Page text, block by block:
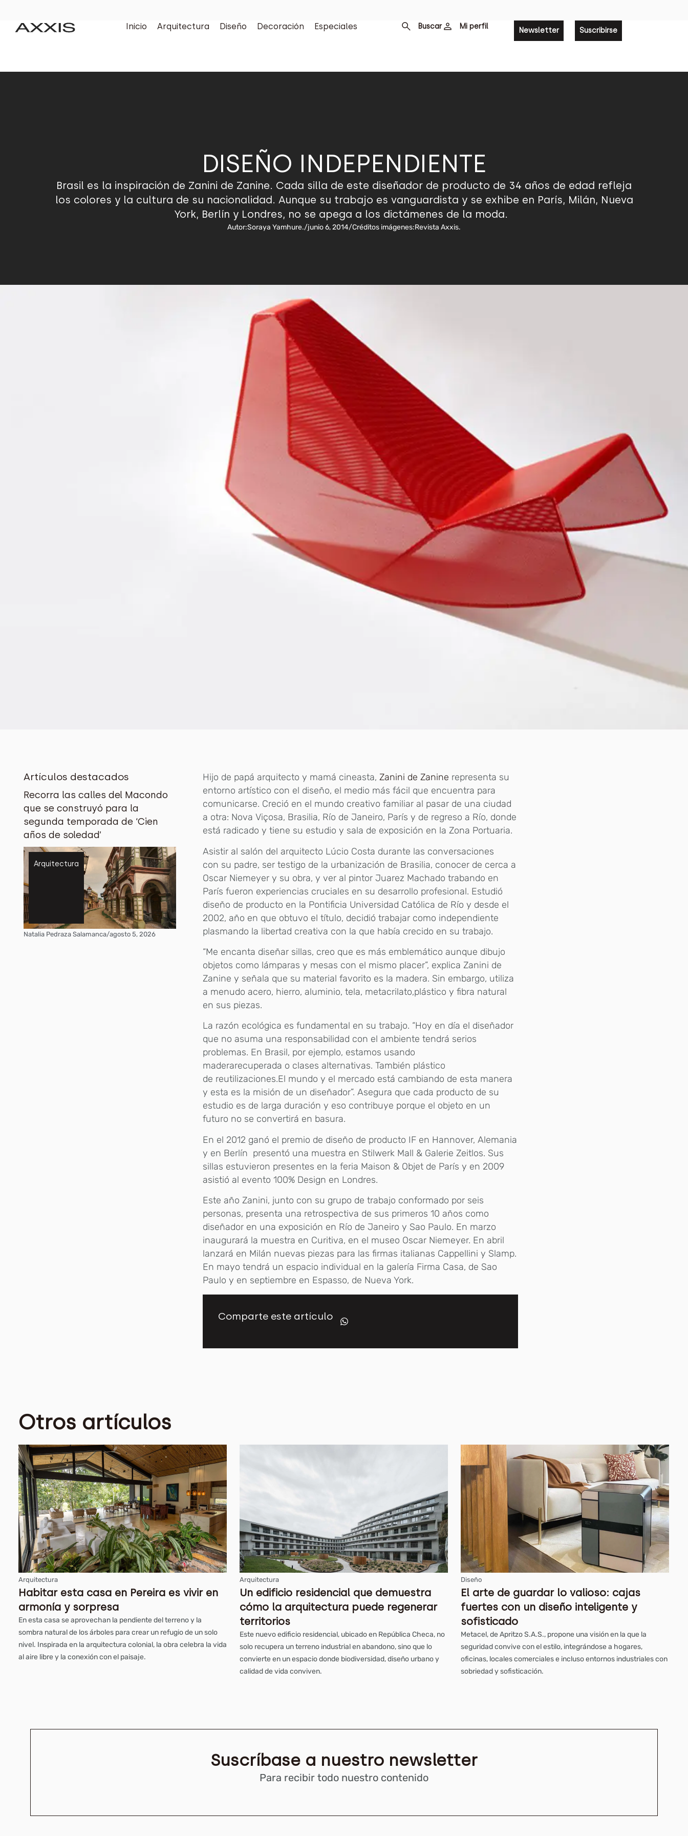
Inicio Arquitectura Diseño Decoración Especiales Buscar Mi perfil Newsletter Suscribirse
DISEÑO INDEPENDIENTE
Brasil es la inspiración de Zanini de Zanine. Cada silla de este diseñador de producto de 34 años de edad refleja
los colores y la cultura de su nacionalidad. Aunque su trabajo es vanguardista y se exhibe en París, Milán, Nueva
York, Berlín y Londres, no se apega a los dictámenes de la moda.
Autor:Soraya Yamhure./junio 6, 2014/Créditos imágenes:Revista Axxis.
Artículos destacados
Recorra las calles del Macondo
que se construyó para la
segunda temporada de ‘Cien
años de soledad’
Arquitectura
Natalia Pedraza Salamanca/agosto 5, 2026
Hijo de papá arquitecto y mamá cineasta,Zanini de Zanine representa su
entorno artístico con el diseño, el medio más fácil que encuentra para
comunicarse. Creció en el mundo creativo familiar al pasar de una ciudad
a otra: Nova Viçosa, Brasilia, Río de Janeiro, París y de regreso a Río, donde
está radicado y tiene su estudio y sala de exposición en la Zona Portuaria.
Asistir al salón del arquitecto Lúcio Costa durante las conversaciones
con su padre, ser testigo de la urbanización de Brasilia, conocer de cerca a
Oscar Niemeyer y su obra, y ver al pintor Juarez Machado trabando en
París fueron experiencias cruciales en su desarrollo profesional. Estudió
diseño de producto en la Pontificia Universidad Católica de Río y desde el
2002, año en que obtuvo el título, decidió trabajar como independiente
plasmando la libertad creativa con la que había crecido en su trabajo.
“Me encanta diseñar sillas, creo que es más emblemático aunque dibujo
objetos como lámparas y mesas con el mismo placer”, explica Zanini de
Zanine y señala que su material favorito es la madera. Sin embargo, utiliza
a menudo acero, hierro, aluminio, tela, metacrilato,plástico y fibra natural
en sus piezas.
La razón ecológica es fundamental en su trabajo. “Hoy en día el diseñador
que no asuma una responsabilidad con el ambiente tendrá serios
problemas. En Brasil, por ejemplo, estamos usando
maderarecuperada o clases alternativas. También plástico
de reutilizaciones.El mundo y el mercado está cambiando de esta manera
y esta es la misión de un diseñador”. Asegura que cada producto de su
estudio es de larga duración y eso contribuye porque el objeto en un
futuro no se convertirá en basura.
En el 2012 ganó el premio de diseño de producto IF en Hannover, Alemania
y en Berlín presentó una muestra en Stilwerk Mall & Galerie Zeitlos. Sus
sillas estuvieron presentes en la feria Maison & Objet de París y en 2009
asistió al evento 100% Design en Londres.
Este año Zanini, junto con su grupo de trabajo conformado por seis
personas, presenta una retrospectiva de sus primeros 10 años como
diseñador en una exposición en Río de Janeiro y Sao Paulo. En marzo
inaugurará la muestra en Curitiva, en el museo Oscar Niemeyer. En abril
lanzará en Milán nuevas piezas para las firmas italianas Cappellini y Slamp.
En mayo tendrá un espacio individual en la galería Firma Casa, de Sao
Paulo y en septiembre en Espasso, de Nueva York.
Comparte este artículo
Otros artículos
Arquitectura
Habitar esta casa en Pereira es vivir en
armonía y sorpresa
En esta casa se aprovechan la pendiente del terreno y la
sombra natural de los árboles para crear un refugio de un solo
nivel. Inspirada en la arquitectura colonial, la obra celebra la vida
al aire libre y la conexión con el paisaje.
Arquitectura
Un edificio residencial que demuestra
cómo la arquitectura puede regenerar
territorios
Este nuevo edificio residencial, ubicado en República Checa, no
solo recupera un terreno industrial en abandono, sino que lo
convierte en un espacio donde biodiversidad, diseño urbano y
calidad de vida conviven.
Diseño
El arte de guardar lo valioso: cajas
fuertes con un diseño inteligente y
sofisticado
Metacel, de Apritzo S.A.S., propone una visión en la que la
seguridad convive con el estilo, integrándose a hogares,
oficinas, locales comerciales e incluso entornos industriales con
sobriedad y sofisticación.
Suscríbase a nuestro newsletter
Para recibir todo nuestro contenido